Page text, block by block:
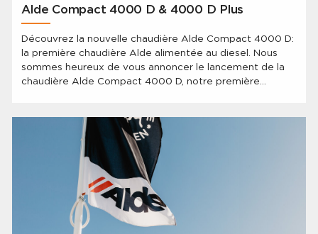
Alde Compact 4000 D & 4000 D Plus
Découvrez la nouvelle chaudière Alde Compact 4000 D:
la première chaudière Alde alimentée au diesel. Nous
sommes heureux de vous annoncer le lancement de la
chaudière Alde Compact 4000 D, notre première
dans la technologie de chauffage pour caravanes et
camping-car.